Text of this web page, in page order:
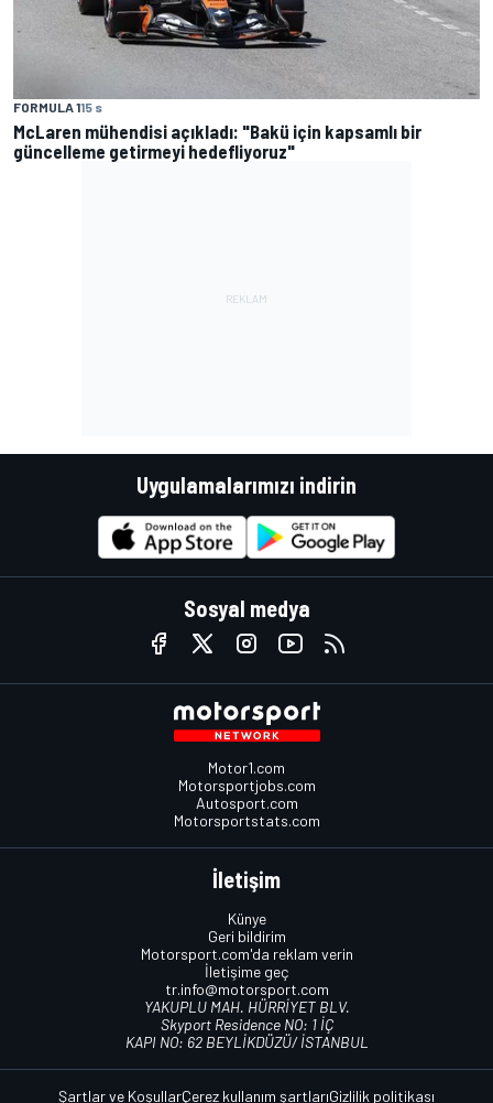
FORMULA 115 s
McLaren mühendisi açıkladı: "Bakü için kapsamlı bir
güncelleme getirmeyi hedefliyoruz"
Uygulamalarımızı indirin
Sosyal medya
Motor1.com
Motorsportjobs.com
Autosport.com
Motorsportstats.com
İletişim
Künye
Geri bildirim
Motorsport.com'da reklam verin
İletişime geç
tr.info@motorsport.com
YAKUPLU MAH. HÜRRİYET BLV.
Skyport Residence NO: 1 İÇ
KAPI NO: 62 BEYLİKDÜZÜ/ İSTANBUL
Şartlar ve KoşullarÇerez kullanım şartlarıGizlilik politikası